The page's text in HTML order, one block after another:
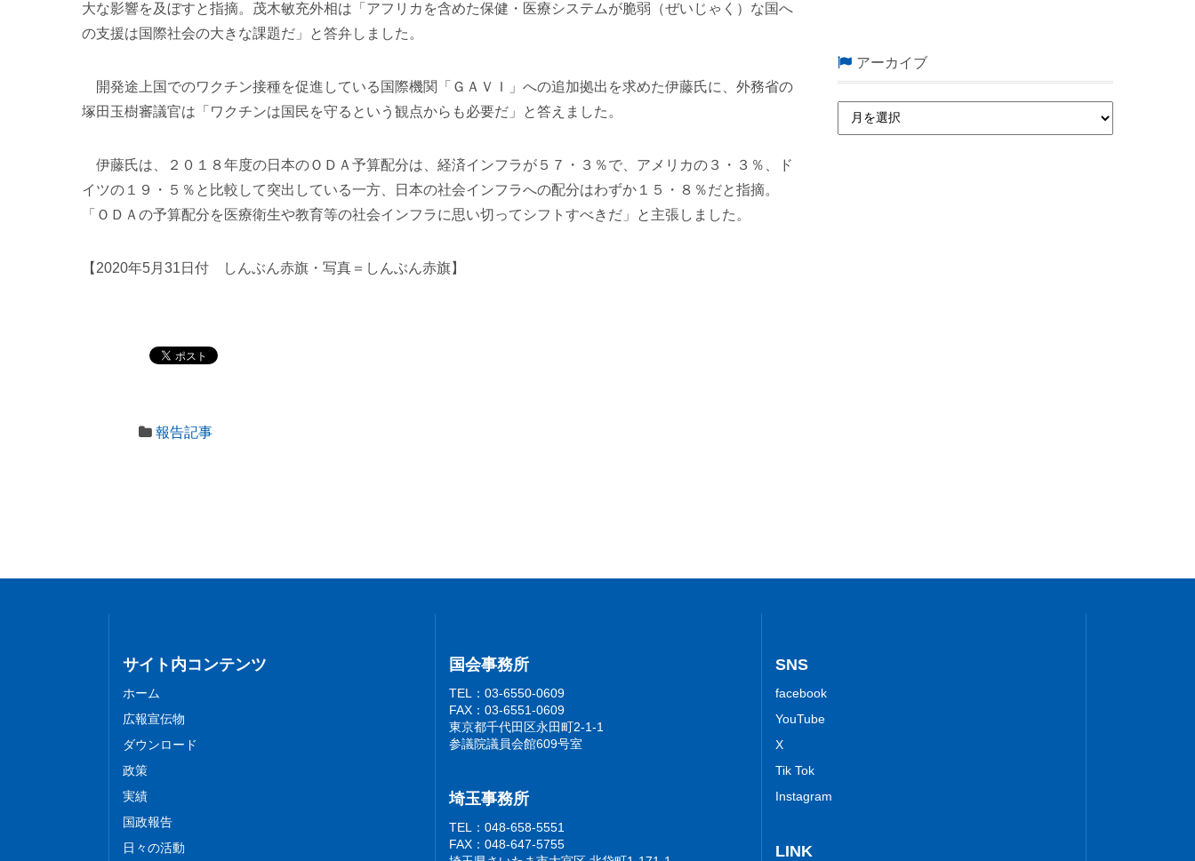
大な影響を及ぼすと指摘。茂木敏充外相は「アフリカを含めた保健・医療システムが脆弱（ぜいじゃく）な国へ
の支援は国際社会の大きな課題だ」と答弁しました。
開発途上国でのワクチン接種を促進している国際機関「ＧＡＶＩ」への追加拠出を求めた伊藤氏に、外務省の
塚田玉樹審議官は「ワクチンは国民を守るという観点からも必要だ」と答えました。
伊藤氏は、２０１８年度の日本のＯＤＡ予算配分は、経済インフラが５７・３％で、アメリカの３・３％、ド
イツの１９・５％と比較して突出している一方、日本の社会インフラへの配分はわずか１５・８％だと指摘。
「ＯＤＡの予算配分を医療衛生や教育等の社会インフラに思い切ってシフトすべきだ」と主張しました。
【2020年5月31日付 しんぶん赤旗・写真＝しんぶん赤旗】
報告記事
アーカイブ
サイト内コンテンツ
ホーム
広報宣伝物
ダウンロード
政策
実績
国政報告
日々の活動
国会事務所
TEL：03-6550-0609
FAX：03-6551-0609
東京都千代田区永田町2-1-1
参議院議員会館609号室
埼玉事務所
TEL：048-658-5551
FAX：048-647-5755
SNS
facebook
YouTube
X
Tik Tok
Instagram
LINK